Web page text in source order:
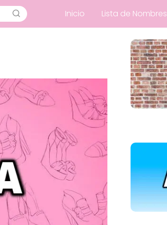
Inicio Lista de Nombres